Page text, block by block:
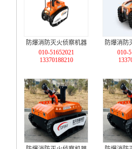
防爆消防灭火侦察机器
人 （D4轻型，标准款）
010-51652021
13370188210
防爆消防
人 （轻
010-